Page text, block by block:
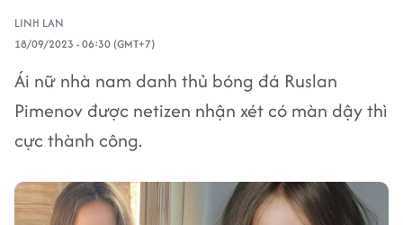
LINH LAN
18/09/2023 - 06:30 (GMT+7)
Ái nữ nhà nam danh thủ bóng đá Ruslan
Pimenov được netizen nhận xét có màn dậy thì
cực thành công.